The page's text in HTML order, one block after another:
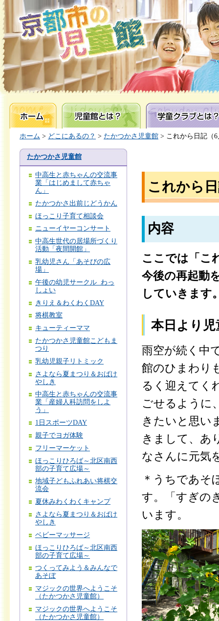
ホーム 児童館とは？ 学童クラブとは？
ホーム > どこにあるの？ > たかつかさ児童館 > これから日記（
たかつかさ児童館
中高生と赤ちゃんの交流事
業「はじめまして赤ちゃ
ん」
たかつかさ出前じどうかん
ほっこり子育て相談会
ニューイヤーコンサート
中高生世代の居場所づくり
活動「夜間開館」
乳幼児さん「あそびの広
場」
午後の幼児サークル わっ
しょい
きりえ＆わくわくDAY
将棋教室
キューティーママ
たかつかさ児童館こどもま
つり
乳幼児親子リトミック
さよなら夏まつり＆おばけ
やしき
中高生と赤ちゃんの交流事
業「産婦人科訪問をしよ
う」
1日スポーツDAY
親子でヨガ体験
フリーマーケット
ほっこりひろば～北区南西
部の子育て広場～
地域子どもふれあい将棋交
流会
夏休みわくわくキャンプ
さよなら夏まつり＆おばけ
やしき
ベビーマッサージ
ほっこりひろば～北区南西
部の子育て広場～
つくってみよう＆みんなで
あそぼ
マジックの世界へようこそ
（たかつかさ児童館）
マジックの世界へようこそ
（たかつかさ児童館）
これから
内容
ここでは「こ
今後の再起動
していきます
本日より児
雨空が続く中
館のひまわり
るく迎えてく
ごせるように
きたいと思い
きまして、あ
なさんに元気
＊うちであそ
す。「すぎの
います。